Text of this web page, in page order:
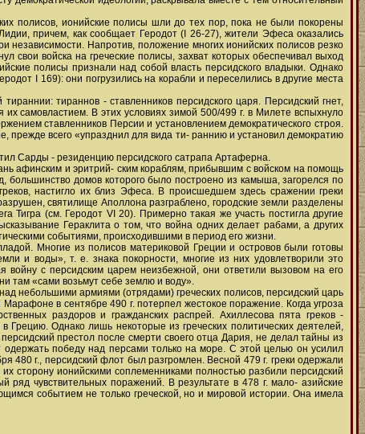
полисов, ионийские полисы шли до тех пор, пока не были покорены
причем, как сообщает Геродот (I 26-27), жители Эфеса оказались
Напротив, положение многих ионийских полисов резко
свои войска на греческие полисы, захват которых обеспечивал выход
полисы признали над собой власть персидского владыки. Однако
I 169): они погрузились на корабли и переселились в другие места
тираннов - ставленников персидского царя. Персидский гнет,
их самовластием. В этих условиях зимой 500/499 г. в Милете вспыхнуло
ставленников Персии и установлением демократического строя.
прежде всего «упразднил для вида ти- раннию и установил демократию
Сарды - резиденцию персидского сатрапа Артаферна.
афинским и эритрий- ским кораблям, прибывшим с войском на помощь
большинство домов которого было построено из камыша, загорелся по
настигло их близ Эфеса. В происшедшем здесь сражении греки
святилище Аполлона разграблено, городские земли разделены
(см. Геродот VI 20). Примерно такая же участь постигла другие
Гераклита о том, что война одних делает рабами, а других
событиями, происходившими в период его жизни.
Многие из полисов материковой Греции и островов были готовы
и воды», т. е. знака покорности, многие из них удовлетворили это
с персидским царем неизбежной, они ответили вызовом на его
там «сами возьмут себе землю и воду».
небольшими армиями (отрядами) греческих полисов, персидский царь
в сентябре 490 г. потерпел жестокое поражение. Когда угроза
раздоров и гражданских распрей. Ахиллесова пята греков -
Грецию. Однако лишь некоторые из греческих политических деятелей,
престол после смерти своего отца Дария, не делал тайны из
победу над персами только на море. С этой целью он усилил
г., персидский флот был разгромлен. Весной 479 г. греки одержали
сторону ионийскими соплеменниками полностью разбили персидский
ряд чувствительных поражений. В результате в 478 г. мало- азийские
событием не только греческой, но и мировой истории. Она имела